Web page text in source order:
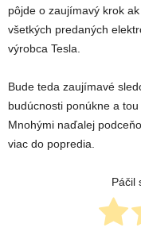
pôjde o zaujímavý krok
všetkých predaných
výrobca Tesla.
Bude teda zaujímavé
budúcnosti ponúkne a
Mnohými naďalej
viac do popredia.
Páčil